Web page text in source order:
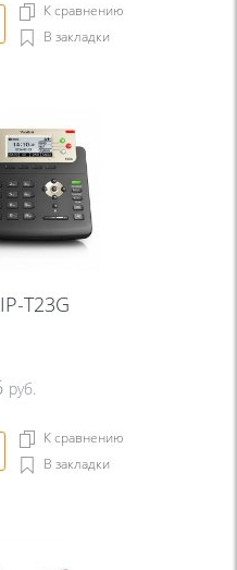
К сравнению
В закладки
T23G
руб.
К сравнению
В закладки